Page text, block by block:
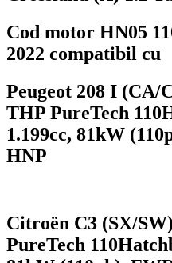
Cod motor HN05
2022 compatibil cu
Peugeot 208 I (CA/
THP PureTech 110
1.199cc, 81kW
HNP
Citroën C3 (SX/
PureTech 110